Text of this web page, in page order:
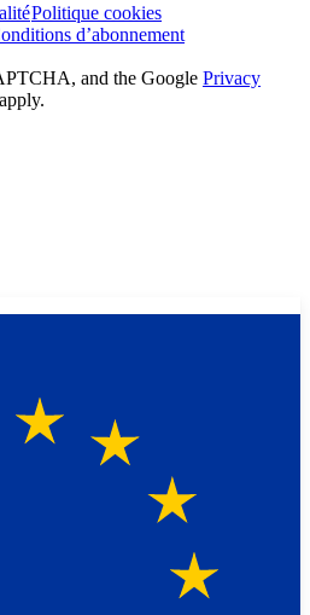
Politique cookies
d’abonnement
and the Google Privacy
apply.